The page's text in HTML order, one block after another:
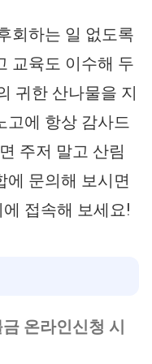
회하는 일 없도록
교육도 이수해 두
귀한 산나물을 지
고에 항상 감사드
주저 말고 산림
에 문의해 보시면
접속해 보세요!
온라인신청 시